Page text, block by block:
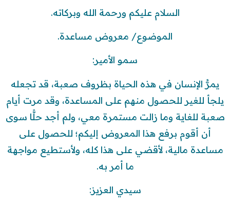
السلام عليكم ورحمة الله وبركاته.
الموضوع/ معروض مساعدة.
سمو الأمير:
يمرُّ الإنسان في هذه الحياة بظروف صعبة، قد تجعله
يلجأ للغير للحصول منهم على المساعدة، وقد مرت أيام
صعبة للغاية وما زالت مستمرة معي، ولم أجد حلًّا سوى
أن أقوم برفع هذا المعروض إليكم؛ للحصول على
مساعدة مالية، لأقضي على هذا كله، ولأستطيع مواجهة
ما أمر به.
سيدي العزيز: